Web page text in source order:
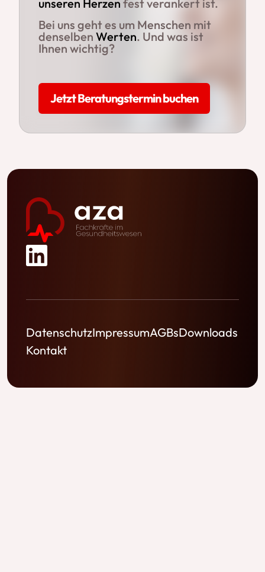
unseren Herzen fest verankert ist.
Bei uns geht es um Menschen mit
denselben Werten. Und was ist
Ihnen wichtig?
Jetzt Beratungstermin buchen
DatenschutzImpressumAGBsDownloads
Kontakt